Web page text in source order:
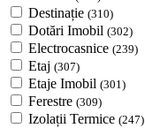
Destinație (310)
Dotări Imobil (302)
Electrocasnice (239)
Etaj (307)
Etaje Imobil (301)
Ferestre (309)
Izolații Termice (247)